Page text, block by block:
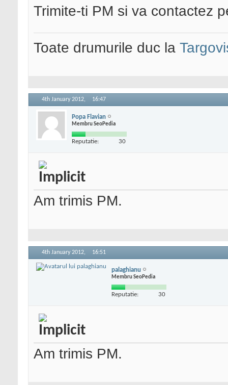
Trimite-ti PM si va contactez
Toate drumurile duc la
4th January 2012, 16:47
Popa Flavian
Membru SeoPedia
Reputatie: 30
Am trimis PM.
4th January 2012, 16:51
palaghianu
Membru SeoPedia
Reputatie: 30
Am trimis PM.